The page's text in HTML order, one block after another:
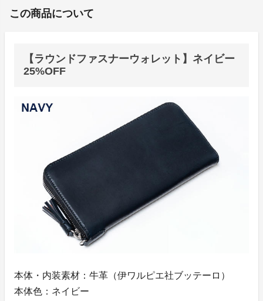
この商品について
【ラウンドファスナーウォレット】ネイビー
25%OFF
本体・内装素材：牛革（伊ワルピエ社ブッテーロ）
本体色：ネイビー